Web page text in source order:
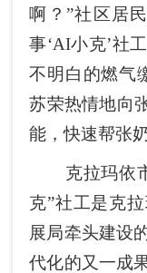
啊？”社区居
事‘AI小克’社
不明白的燃气
苏荣热情地向
能，快速帮张
克拉玛依市
克”社工是克
展局牵头建设
代化的又一成